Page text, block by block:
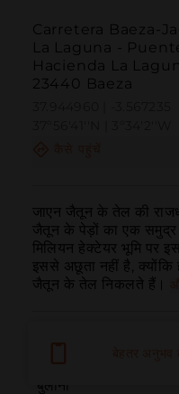
Carretera Baeza-
La Laguna -
Hacienda La
23440 Baeza
जाएन जैतून के तेल की
जैतून के पेड़ों का एक
मिलियन हेक्टेयर भूमि पर
इससे अछूता नहीं है,
जैतून के तेल निकलते हैं।
बुलाना